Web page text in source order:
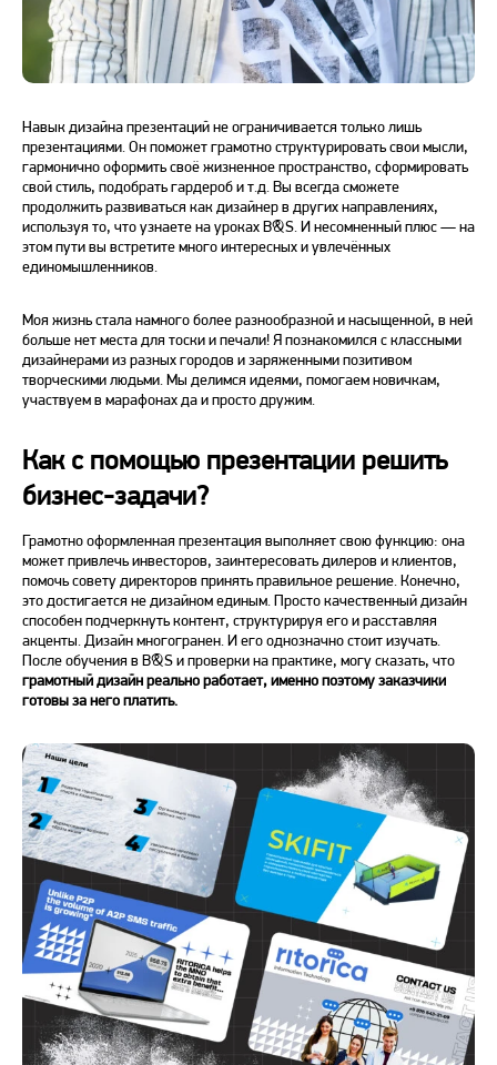
Навык дизайна презентаций не ограничивается только лишь
презентациями. Он поможет грамотно структурировать свои мысли,
гармонично оформить своё жизненное пространство, сформировать
свой стиль, подобрать гардероб и т.д. Вы всегда сможете
продолжить развиваться как дизайнер в других направлениях,
используя то, что узнаете на уроках B&S. И несомненный плюс — на
этом пути вы встретите много интересных и увлечённых
единомышленников.
Моя жизнь стала намного более разнообразной и насыщенной, в ней
больше нет места для тоски и печали! Я познакомился с классными
дизайнерами из разных городов и заряженными позитивом
творческими людьми. Мы делимся идеями, помогаем новичкам,
участвуем в марафонах да и просто дружим.
Как с помощью презентации решить
бизнес-задачи?
Грамотно оформленная презентация выполняет свою функцию: она
может привлечь инвесторов, заинтересовать дилеров и клиентов,
помочь совету директоров принять правильное решение. Конечно,
это достигается не дизайном единым. Просто качественный дизайн
способен подчеркнуть контент, структурируя его и расставляя
акценты. Дизайн многогранен. И его однозначно стоит изучать.
После обучения в B&S и проверки на практике, могу сказать, что
грамотный дизайн реально работает, именно поэтому заказчики
готовы за него платить.